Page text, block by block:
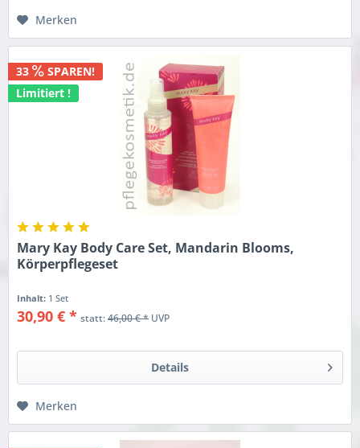
Merken
33
SPAREN!
Limitiert !
Mary Kay Body Care Set, Mandarin Blooms,
Körperpflegeset
Inhalt: 1 Set
30,90 € * statt:46,00 € *UVP
Details
Merken